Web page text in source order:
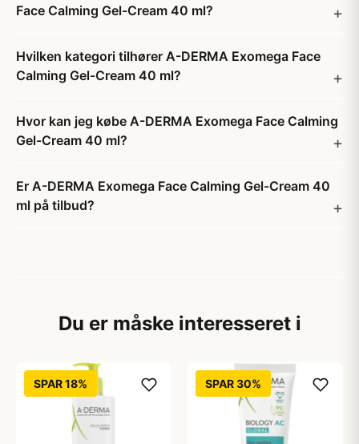
Face Calming Gel-Cream 40 ml?
Hvilken kategori tilhører A-DERMA Exomega Face
Calming Gel-Cream 40 ml?
Hvor kan jeg købe A-DERMA Exomega Face Calming
Gel-Cream 40 ml?
Er A-DERMA Exomega Face Calming Gel-Cream 40
ml på tilbud?
Du er måske interesseret i
SPAR 18% SPAR 30%